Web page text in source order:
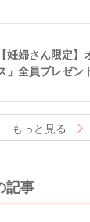
【妊婦さん限定
」全員プレゼン
もっと見る
記事